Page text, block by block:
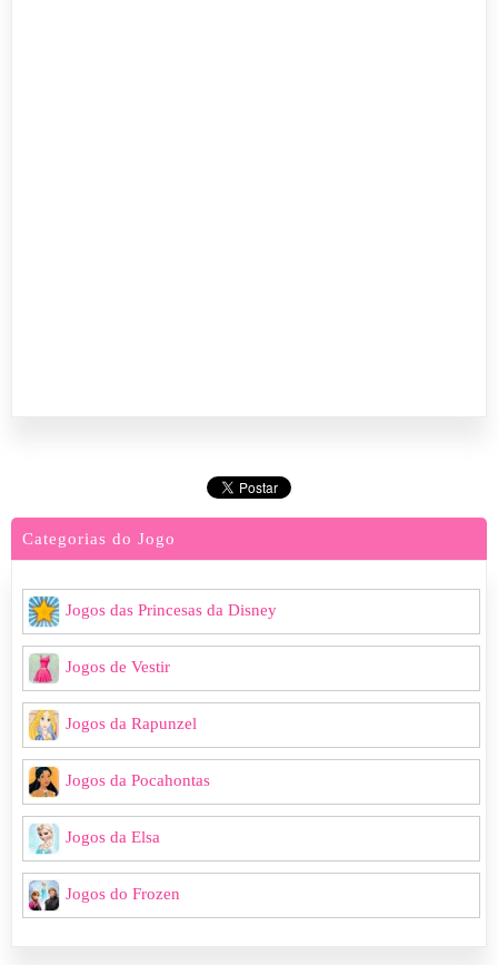
Categorias do Jogo
Jogos das Princesas da Disney
Jogos de Vestir
Jogos da Rapunzel
Jogos da Pocahontas
Jogos da Elsa
Jogos do Frozen